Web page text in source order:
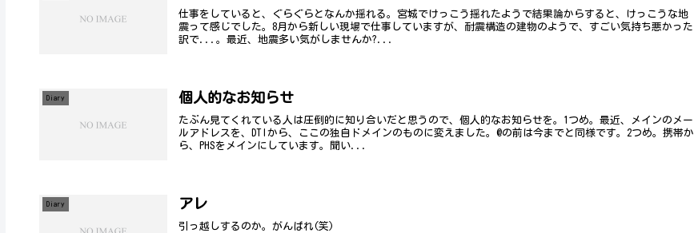
仕事をしていると、ぐらぐらとなんか揺れる。宮城でけっこう揺れたようで結果論からすると、けっこうな地
震って感じでした。8月から新しい現場で仕事していますが、耐震構造の建物のようで、すごい気持ち悪かった
訳で...。最近、地震多い気がしませんか?...
Diary 個人的なお知らせ
たぶん見てくれている人は圧倒的に知り合いだと思うので、個人的なお知らせを。1つめ。最近、メインのメー
ルアドレスを、DTIから、ここの独自ドメインのものに変えました。@の前は今までと同様です。2つめ。携帯か
ら、PHSをメインにしています。聞い...
Diary アレ
引っ越しするのか。がんばれ(笑)